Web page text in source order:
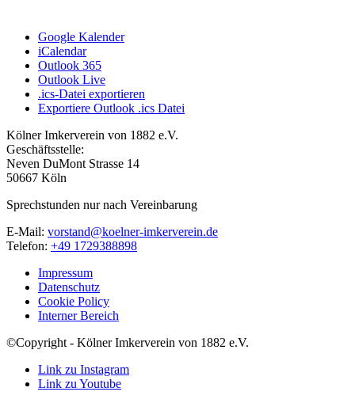
Google Kalender
iCalendar
Outlook 365
Outlook Live
.ics-Datei exportieren
Exportiere Outlook .ics Datei
Kölner Imkerverein von 1882 e.V.
Geschäftsstelle:
Neven DuMont Strasse 14
50667 Köln
Sprechstunden nur nach Vereinbarung
E-Mail: vorstand@koelner-imkerverein.de
Telefon: +49 1729388898
Impressum
Datenschutz
Cookie Policy
Interner Bereich
©Copyright - Kölner Imkerverein von 1882 e.V.
Link zu Instagram
Link zu Youtube